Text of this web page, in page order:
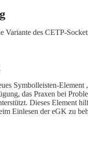
Variante des CETP-
Symbolleisten-Element
das Praxen bei
Dieses Element
Einlesen der eGK zu